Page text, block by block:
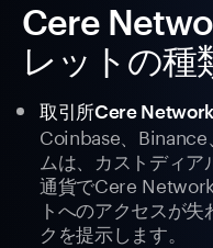
Cere
レットの種
取引所Cere
Coinbase、Binance
ムは、カストディ
通貨でCere
トへのアクセスが
クを提示します。